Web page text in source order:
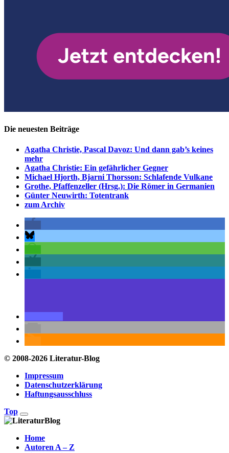
Die neuesten Beiträge
Agatha Christie, Pascal Davoz: Und dann gab’s keines
mehr
Agatha Christie: Ein gefährlicher Gegner
Michael Hjorth, Bjarni Thorsson: Schlafende Vulkane
Grothe, Pfaffenzeller (Hrsg.): Die Römer in Germanien
Günter Neuwirth: Totentrank
zum Archiv
© 2008-2026 Literatur-Blog
Impressum
Datenschutzerklärung
Haftungsausschluss
Top
Home
Autoren A – Z